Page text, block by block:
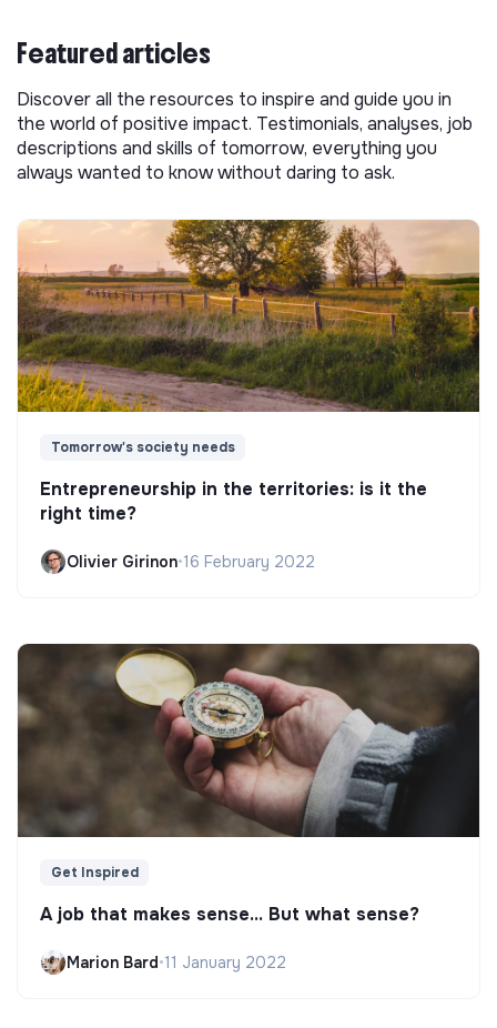
Featured articles
Discover all the resources to inspire and guide you in
the world of positive impact. Testimonials, analyses, job
descriptions and skills of tomorrow, everything you
always wanted to know without daring to ask.
Tomorrow's society needs
Entrepreneurship in the territories: is it the
right time?
Olivier Girinon•16 February 2022
Get Inspired
A job that makes sense... But what sense?
Marion Bard•11 January 2022